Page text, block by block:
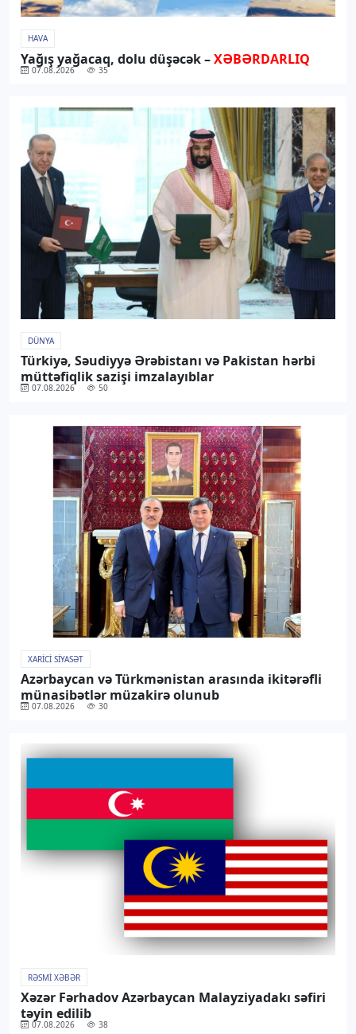
HAVA
Yağış yağacaq, dolu düşəcək –XƏBƏRDARLIQ
07.08.2026 35
DÜNYA
Türkiyə, Səudiyyə Ərəbistanı və Pakistan hərbi
müttəfiqlik sazişi imzalayıblar
07.08.2026 50
XARICI SIYASƏT
Azərbaycan və Türkmənistan arasında ikitərəfli
münasibətlər müzakirə olunub
07.08.2026 30
RƏSMI XƏBƏR
Xəzər Fərhadov Azərbaycan Malayziyadakı səfiri
təyin edilib
07.08.2026 38